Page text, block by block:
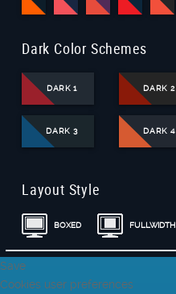
Dark Color Schemes
DARK 1 DARK 2
DARK 3 DARK 4
Layout Style
BOXED FULLWIDTH
Save
Cookies user preferences